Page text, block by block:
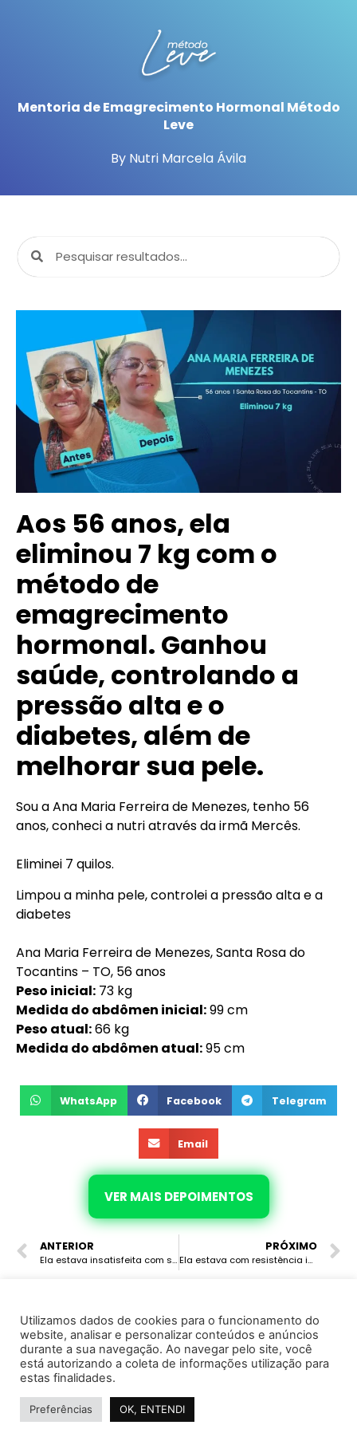
Mentoria de Emagrecimento Hormonal Método
Leve
By Nutri Marcela Ávila
Aos 56 anos, ela
eliminou 7 kg com o
método de
emagrecimento
hormonal. Ganhou
saúde, controlando a
pressão alta e o
diabetes, além de
melhorar sua pele.
Sou a Ana Maria Ferreira de Menezes, tenho 56
anos, conheci a nutri através da irmã Mercês.
Eliminei 7 quilos.
Limpou a minha pele, controlei a pressão alta e a
diabetes
Ana Maria Ferreira de Menezes, Santa Rosa do
Tocantins – TO, 56 anos
Peso inicial: 73 kg
Medida do abdômen inicial:99 cm
Peso atual:66 kg
Medida do abdômen atual:95 cm
WhatsApp Facebook Telegram
Email
VER MAIS DEPOIMENTOS
ANTERIOR
Ela estava insatisfeita com seu corpo devido ao excesso de peso e flacidez, e estava em uso de medicação para colesterol. Após o Emagrecimento Hormonal, eliminou 8 kg e além de melhorar a flacidez melhorou a sua saúde.
PRÓXIMO
Ela estava com resistência insulínica, pressão alta, hipotireoidismo de hashimoto, baixa autoestima. Após fazer o método do Emagrecimento Hormonal eliminou 13.1 kg, seus exames estão ótimo, recuperou sua saúde e autoestima, hoje voltou a vestir as roupas que não serviam a anos.
© 2022 · Marcela Avila · Todos os direitos reservados
Instituto de Saúde e Cursos Ltda - CNPJ 37.130.995/0001-25
Política de Privacidade
Considerações Importantes
Utilizamos dados de cookies para o funcionamento do
website, analisar e personalizar conteúdos e anúncios
durante a sua navegação. Ao navegar pelo site, você
está autorizando a coleta de informações utilização para
estas finalidades.
Preferências OK, ENTENDI